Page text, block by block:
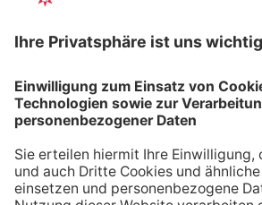
nicht vergisst. Denke daran, auch
etwas Wasser dabei zu haben.
hinnehmen.
Tipp #2: Trinke direkt nach
Über Nacht verliert dein Körper
den Tag zu starten, solltest du